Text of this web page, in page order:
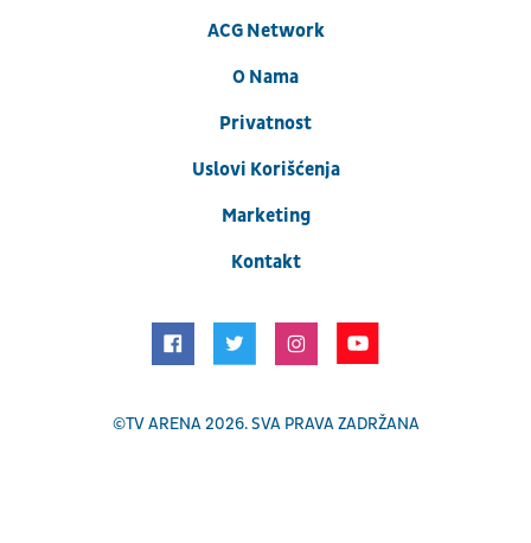
ACG Network
O Nama
Privatnost
Uslovi Korišćenja
Marketing
Kontakt
©TV ARENA2026. SVA PRAVA ZADRŽANA